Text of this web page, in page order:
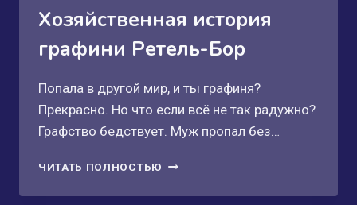
Хозяйственная история
графини Ретель-Бор
Попала в другой мир, и ты графиня?
Прекрасно. Но что если всё не так радужно?
Графство бедствует. Муж пропал без…
ЧИТАТЬ ПОЛНОСТЬЮ ХОЗЯЙСТВЕННАЯ
ГРАФИНИ